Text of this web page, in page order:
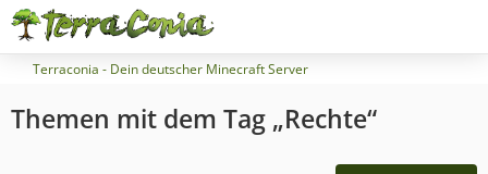
Terraconia - Dein deutscher Minecraft Server
Themen mit dem Tag „Rechte“